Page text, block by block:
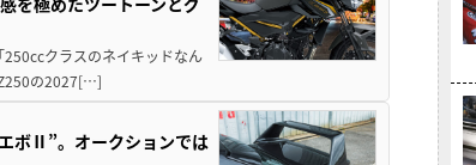
クラスのネイキッドなん
の2027[…]
ボⅡ”。オークションでは